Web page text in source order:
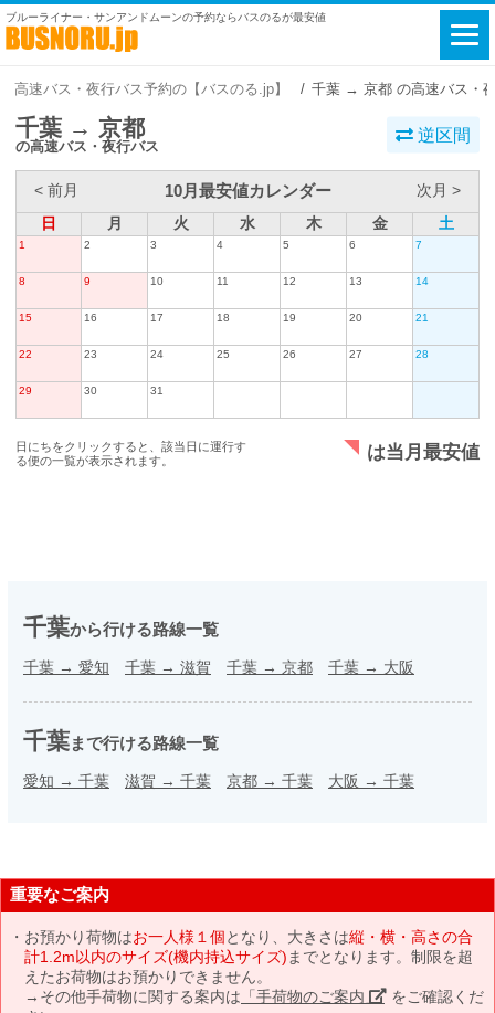
ブルーライナー・サンアンドムーンの予約ならバスのるが最安値
高速バス・夜行バス予約の【バスのる.jp】 千葉 → 京都 の高速バス・
千葉 → 京都
の高速バス・夜行バス
逆区間
< 前月 10月最安値カレンダー
次月 >
日
月 火 水 木 金 土
1 2 3 4 5 6 7
8 9 10 11 12 13 14
15 16 17 18 19 20 21
22 23 24 25 26 27 28
29 30 31
日にちをクリックすると、該当日に運行す
る便の一覧が表示されます。
は当月最安値
千葉から行ける路線一覧
千葉 → 愛知 千葉 → 滋賀 千葉 → 京都 千葉 → 大阪
千葉まで行ける路線一覧
愛知 → 千葉 滋賀 → 千葉 京都 → 千葉 大阪 → 千葉
重要なご案内
お預かり荷物はお一人様１個となり、大きさは縦・横・高さの合
計1.2m以内のサイズ(機内持込サイズ) までとなります。制限を超
えたお荷物はお預かりできません。
→その他手荷物に関する案内は 「手荷物のご案内」 をご確認くだ